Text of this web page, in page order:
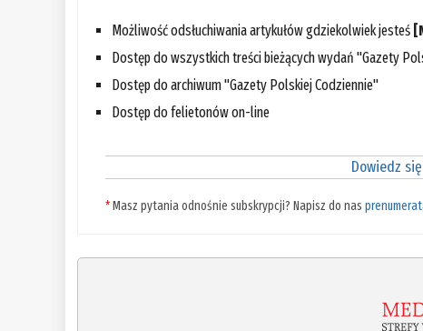
Możliwość odsłuchiwania artykułów gdziekolwiek jesteś
Dostęp do wszystkich treści bieżących wydań "Gazety
Dostęp do archiwum "Gazety Polskiej Codziennie"
Dostęp do felietonów on-line
Dowiedz
*Masz pytania odnośnie subskrypcji? Napisz do nas